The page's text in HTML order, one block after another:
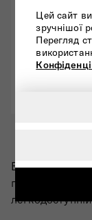
Цей сайт
зручнішої
Перегляд
Вам терміново
готельні